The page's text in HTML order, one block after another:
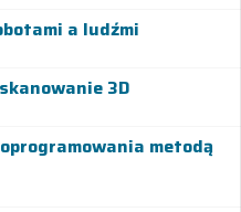
a ludźmi
3D
metodą